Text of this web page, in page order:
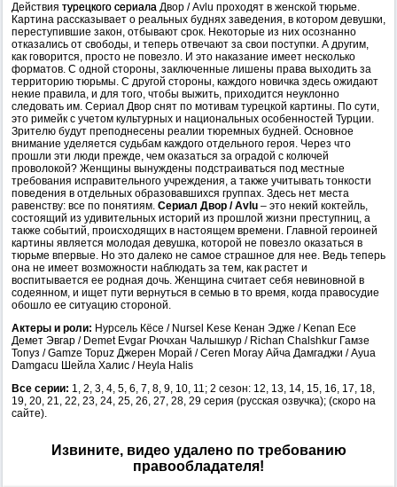
Действия турецкого сериала Двор / Avlu проходят в женской тюрьме.
Картина рассказывает о реальных буднях заведения, в котором девушки,
переступившие закон, отбывают срок. Некоторые из них осознанно
отказались от свободы, и теперь отвечают за свои поступки. А другим,
как говорится, просто не повезло. И это наказание имеет несколько
форматов. С одной стороны, заключенные лишены права выходить за
территорию тюрьмы. С другой стороны, каждого новичка здесь ожидают
некие правила, и для того, чтобы выжить, приходится неуклонно
следовать им. Сериал Двор снят по мотивам турецкой картины. По сути,
это римейк с учетом культурных и национальных особенностей Турции.
Зрителю будут преподнесены реалии тюремных будней. Основное
внимание уделяется судьбам каждого отдельного героя. Через что
прошли эти люди прежде, чем оказаться за оградой с колючей
проволокой? Женщины вынуждены подстраиваться под местные
требования исправительного учреждения, а также учитывать тонкости
поведения в отдельных образовавшихся группах. Здесь нет места
равенству: все по понятиям. Сериал Двор / Avlu – это некий коктейль,
состоящий из удивительных историй из прошлой жизни преступниц, а
также событий, происходящих в настоящем времени. Главной героиней
картины является молодая девушка, которой не повезло оказаться в
тюрьме впервые. Но это далеко не самое страшное для нее. Ведь теперь
она не имеет возможности наблюдать за тем, как растет и
воспитывается ее родная дочь. Женщина считает себя невиновной в
содеянном, и ищет пути вернуться в семью в то время, когда правосудие
обошло ее ситуацию стороной.
Актеры и роли: Нурсель Кёсе / Nursel Kese Кенан Эдже / Kenan Ece
Демет Эвгар / Demet Evgar Рючхан Чалышкур / Richan Chalshkur Гамзе
Топуз / Gamze Topuz Джерен Морай / Ceren Moray Айча Дамгаджи / Ayua
Damgacu Шейла Халис / Heyla Halis
Все серии: 1, 2, 3, 4, 5, 6, 7, 8, 9, 10, 11; 2 сезон: 12, 13, 14, 15, 16, 17, 18,
19, 20, 21, 22, 23, 24, 25, 26, 27, 28, 29 серия (русская озвучка); (скоро на
сайте).
Извините, видео удалено по требованию
правообладателя!